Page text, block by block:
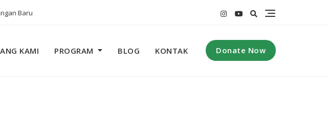
Baru
KAMI PROGRAM BLOG KONTAK Donate Now